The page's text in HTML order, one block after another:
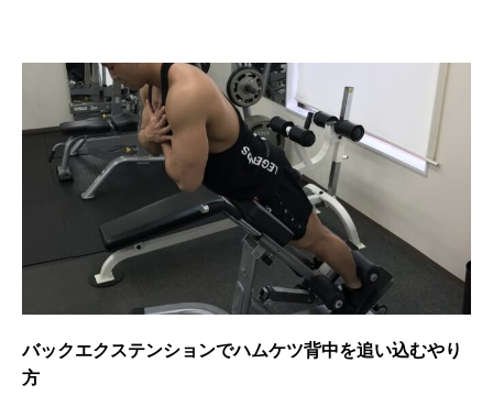
バックエクステンションでハムケツ背中を追い込むやり
方